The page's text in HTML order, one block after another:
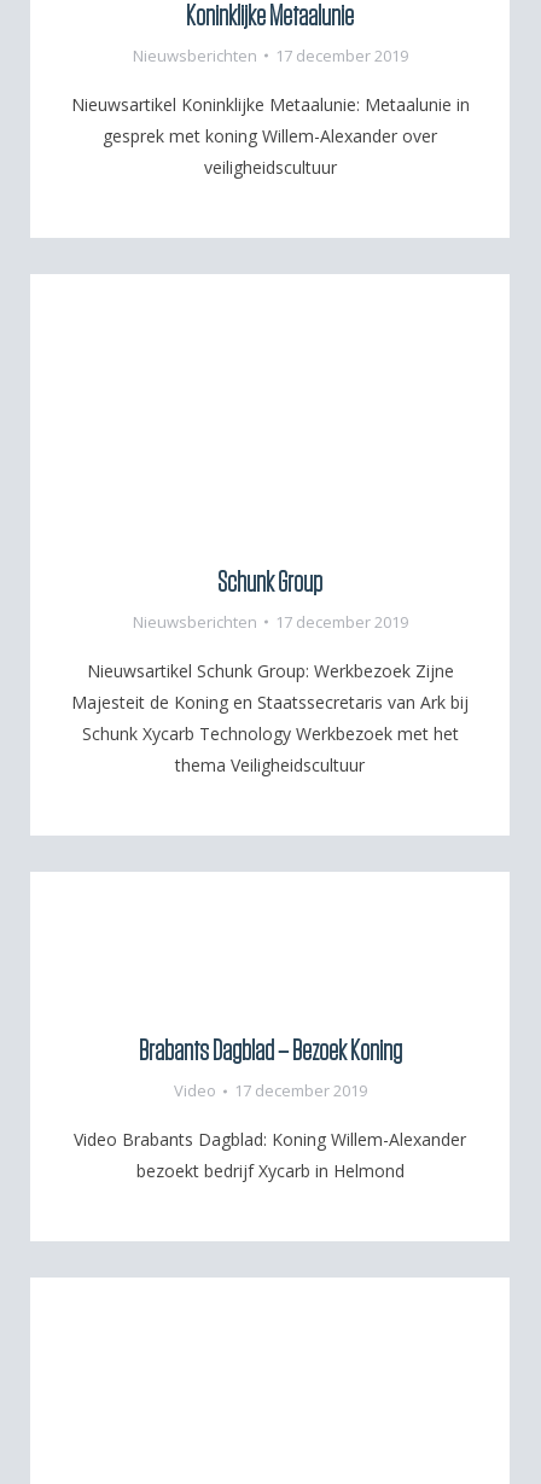
Koninklijke Metaalunie
Nieuwsberichten 17 december 2019
Nieuwsartikel Koninklijke Metaalunie: Metaalunie in
gesprek met koning Willem-Alexander over
veiligheidscultuur
Schunk Group
Nieuwsberichten 17 december 2019
Nieuwsartikel Schunk Group: Werkbezoek Zijne
Majesteit de Koning en Staatssecretaris van Ark bij
Schunk Xycarb Technology Werkbezoek met het
thema Veiligheidscultuur
Brabants Dagblad – Bezoek Koning
Video 17 december 2019
Video Brabants Dagblad: Koning Willem-Alexander
bezoekt bedrijf Xycarb in Helmond